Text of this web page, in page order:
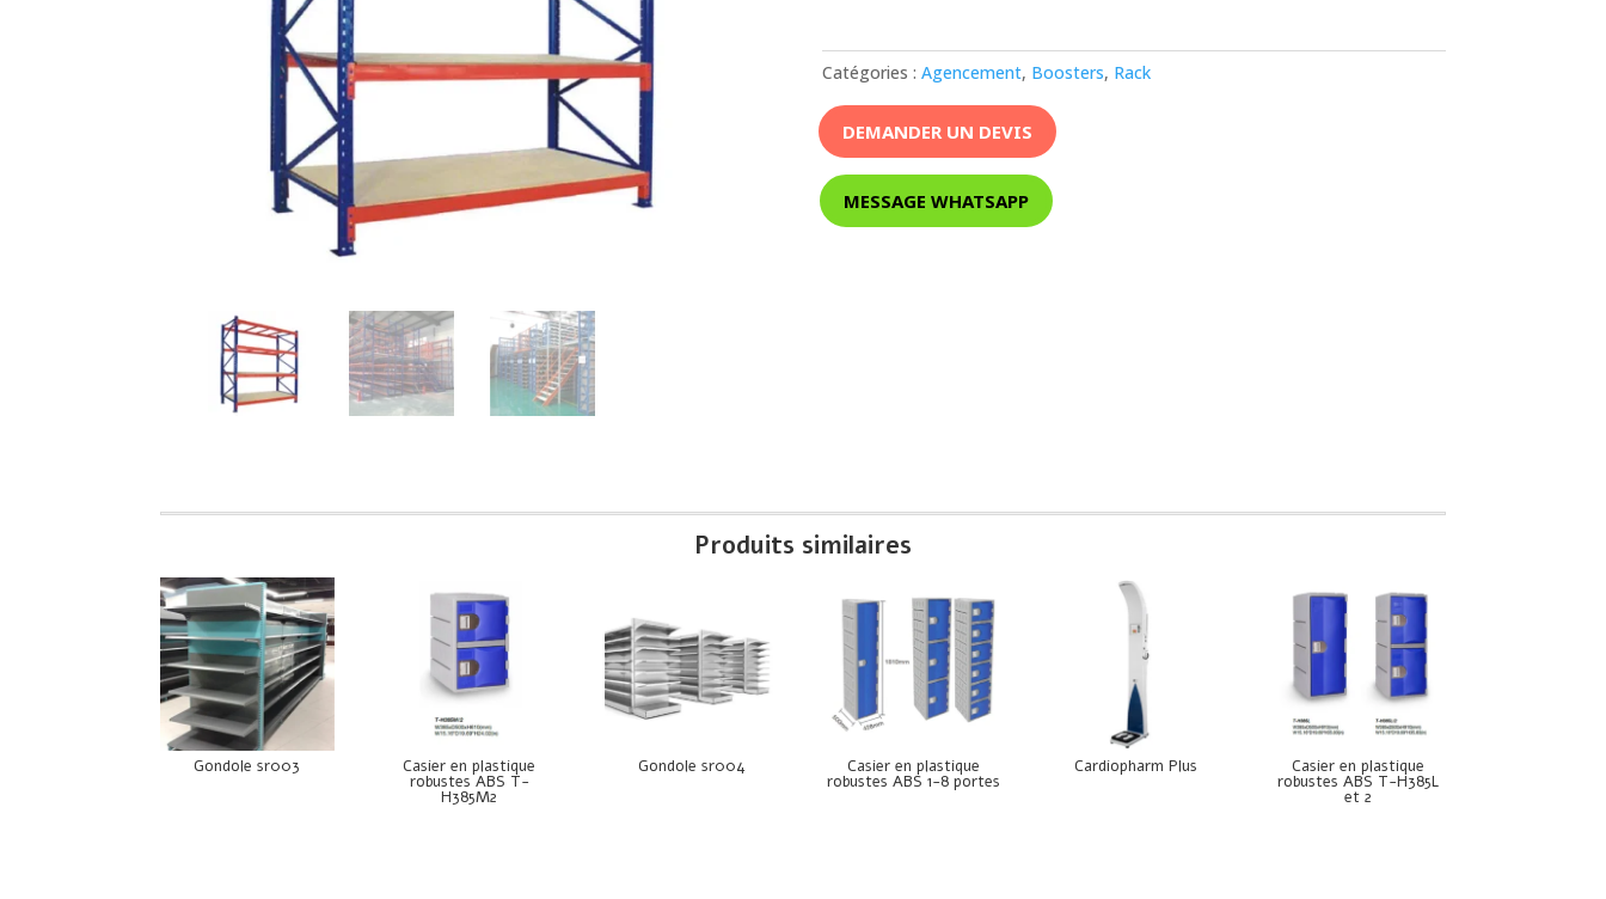
Catégories :Agencement, Boosters, Rack
DEMANDER UN DEVIS
MESSAGE WHATSAPP
Produits similaires
Gondole sr003 Casier en plastique
robustes ABS T-
H385M2
Gondole sr004 Casier en plastique
robustes ABS 1-8 portes
Cardiopharm Plus Casier en plastique
robustes ABS T-H385L
et 2